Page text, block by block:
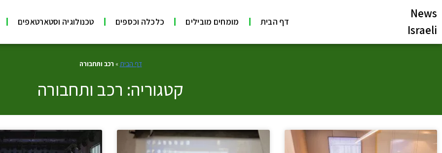
News
Israeli
דף הבית מומחים מובילים כלכלה וכספים טכנולוגיה וסטארטאפים
דף הבית» רכב ותחבורה
קטגוריה: רכב ותחבורה